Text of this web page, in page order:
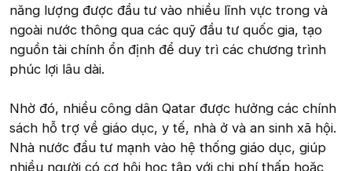
năng lượng được đầu tư vào nhiều lĩnh vực trong và
ngoài nước thông qua các quỹ đầu tư quốc gia, tạo
nguồn tài chính ổn định để duy trì các chương trình
phúc lợi lâu dài.
Nhờ đó, nhiều công dân Qatar được hưởng các chính
sách hỗ trợ về giáo dục, y tế, nhà ở và an sinh xã hội.
Nhà nước đầu tư mạnh vào hệ thống giáo dục, giúp
nhiều người có cơ hội học tập với chi phí thấp hoặc